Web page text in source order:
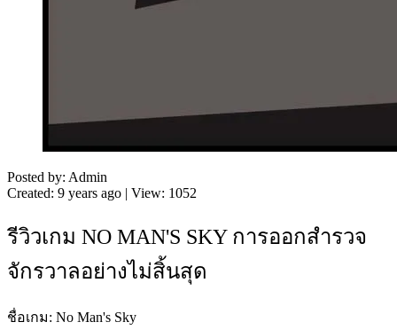
Posted by: Admin
Created: 9 years ago | View: 1052
รีวิวเกม NO MAN'S SKY การออกสำรวจ
จักรวาลอย่างไม่สิ้นสุด
ชื่อเกม: No Man's Sky